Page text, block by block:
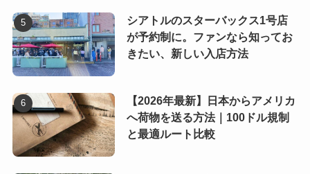
シアトルのスターバックス1号店
が予約制に。ファンなら知ってお
きたい、新しい入店方法
【2026年最新】日本からアメリカ
へ荷物を送る方法｜100ドル規制
と最適ルート比較